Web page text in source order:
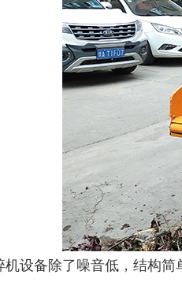
设备除了噪音低，结构简